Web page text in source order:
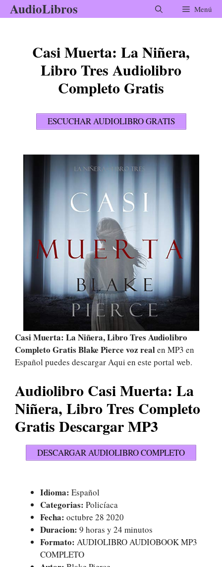
Saltar
al
AudioLibros Menú
Casi Muerta: La Niñera,
Libro Tres Audiolibro
Completo Gratis
ESCUCHAR AUDIOLIBRO GRATIS
Casi Muerta: La Niñera, Libro Tres Audiolibro
Completo Gratis Blake Pierce voz realen MP3 en
Español puedes descargar Aqui en este portal web.
Audiolibro Casi Muerta: La
Niñera, Libro Tres Completo
Gratis Descargar MP3
DESCARGAR AUDIOLIBRO COMPLETO
Idioma: Español
Categorias: Policíaca
Fecha: octubre 28 2020
Duracion: 9 horas y 24 minutos
Formato: AUDIOLIBRO AUDIOBOOK MP3
COMPLETO